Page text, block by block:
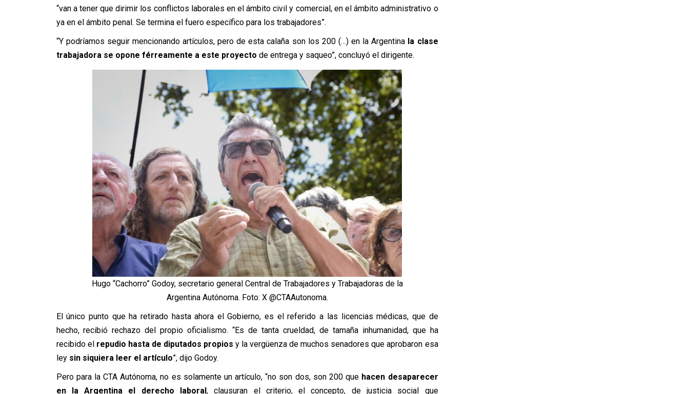
“van a tener que dirimir los conflictos laborales en el ámbito civil y comercial, en el ámbito administrativo o
ya en el ámbito penal. Se termina el fuero específico para los trabajadores”.
“Y podríamos seguir mencionando artículos, pero de esta calaña son los 200 (…) en la Argentina la clase
trabajadora se opone férreamente a este proyecto de entrega y saqueo”, concluyó el dirigente.
Hugo “Cachorro” Godoy, secretario general Central de Trabajadores y Trabajadoras de la
Argentina Autónoma. Foto: X @CTAAutonoma.
El único punto que ha retirado hasta ahora el Gobierno, es el referido a las licencias médicas, que de
hecho, recibió rechazo del propio oficialismo. “Es de tanta crueldad, de tamaña inhumanidad, que ha
recibido elrepudio hasta de diputados propios y la vergüenza de muchos senadores que aprobaron esa
ley sin siquiera leer el artículo”, dijo Godoy.
Pero para la CTA Autónoma, no es solamente un artículo, “no son dos, son 200 que hacen desaparecer
en la Argentina el derecho laboral, clausuran el criterio, el concepto, de justicia social que